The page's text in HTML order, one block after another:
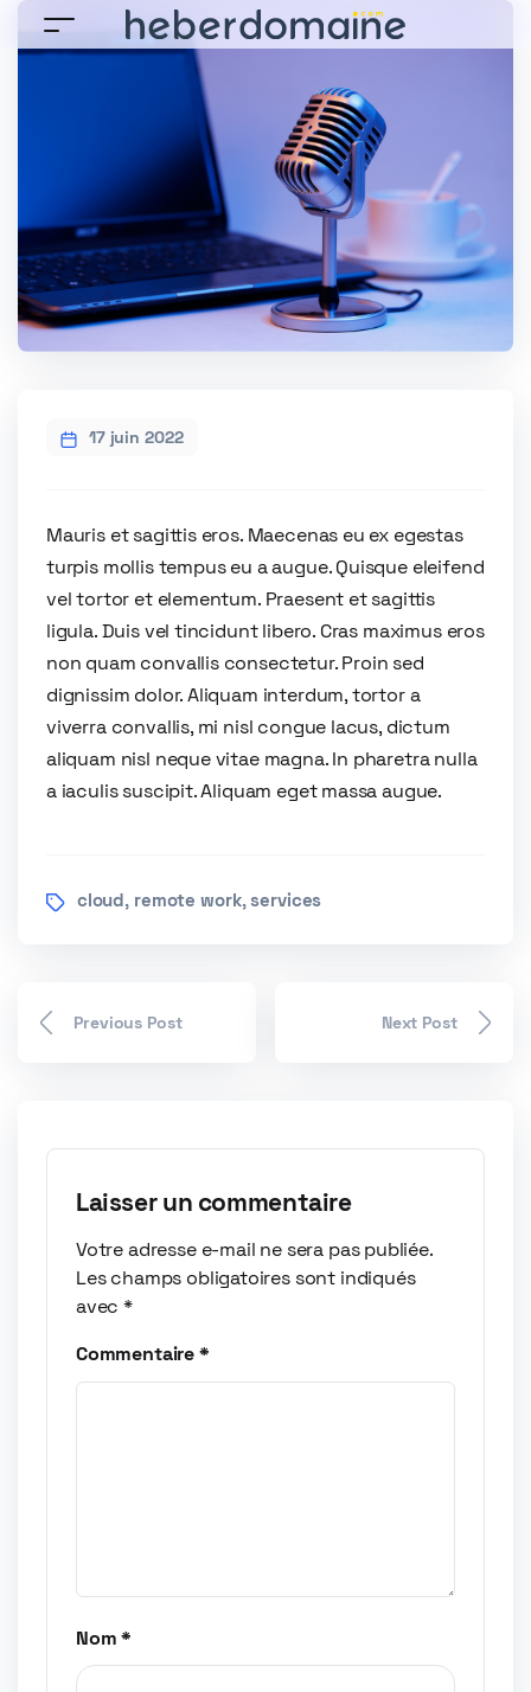
17 juin 2022
Mauris et sagittis eros. Maecenas eu ex egestas
turpis mollis tempus eu a augue. Quisque eleifend
vel tortor et elementum. Praesent et sagittis
ligula. Duis vel tincidunt libero. Cras maximus eros
non quam convallis consectetur. Proin sed
dignissim dolor. Aliquam interdum, tortor a
viverra convallis, mi nisl congue lacus, dictum
aliquam nisl neque vitae magna. In pharetra nulla
a iaculis suscipit. Aliquam eget massa augue.
cloud, remote work,services
Previous Post Next Post
Laisser un commentaire
Votre adresse e-mail ne sera pas publiée.
Les champs obligatoires sont indiqués
avec*
Commentaire*
Nom*